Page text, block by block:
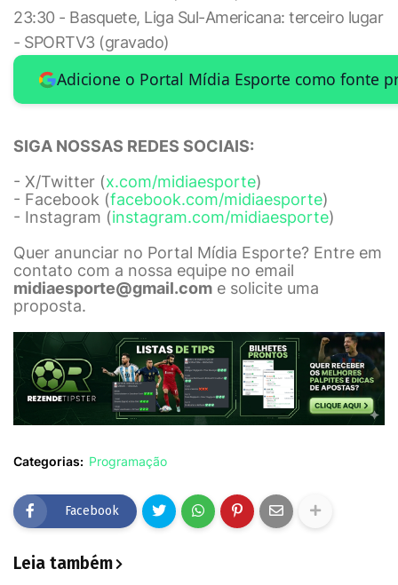
23:30 - Basquete, Liga Sul-Americana: terceiro lugar
- SPORTV3 (gravado)
Adicione o Portal Mídia Esporte como fonte
SIGA NOSSAS REDES SOCIAIS:
- X/Twitter (x.com/midiaesporte)
- Facebook (facebook.com/midiaesporte)
- Instagram (instagram.com/midiaesporte)
Quer anunciar no Portal Mídia Esporte? Entre em
contato com a nossa equipe no email
midiaesporte@gmail.com e solicite uma
proposta.
Categorias: Programação
Facebook
Leia também